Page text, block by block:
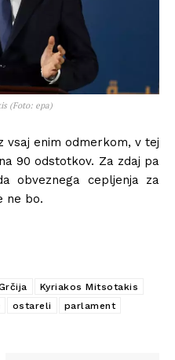
(Foto: epa)
vsaj enim odmerkom, v tej
90 odstotkov. Za zdaj pa
obveznega cepljenja za
ne bo.
Kyriakos Mitsotakis
ostareli
parlament